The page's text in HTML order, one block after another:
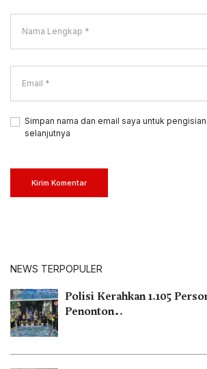
Simpan nama dan email saya untuk
selanjutnya
Kirim Komentar
NEWS TERPOPULER
Polisi Kerahkan 1.105
Penonton…